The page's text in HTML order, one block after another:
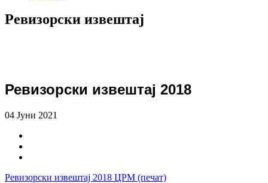
Ревизорски извештај
Ревизорски извештај 2018
04 Јуни 2021
Ревизорски извештај 2018 ЦРМ (печат)